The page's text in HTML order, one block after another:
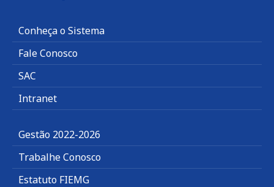
Conheça o Sistema
Fale Conosco
SAC
Intranet
Gestão 2022-2026
Trabalhe Conosco
Estatuto FIEMG